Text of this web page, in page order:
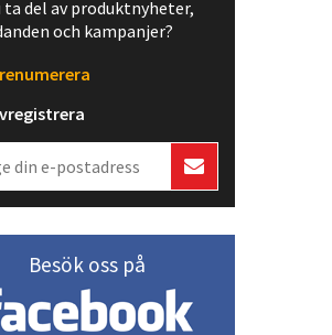
ta del av produktnyheter,
och kampanjer?
Besök oss på